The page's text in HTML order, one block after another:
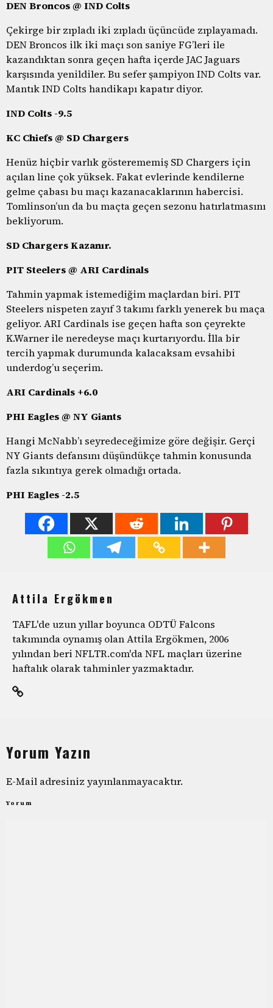
DEN Broncos @ IND Colts
Çekirge bir zıpladı iki zıpladı üçüncüde zıplayamadı.
DEN Broncos ilk iki maçı son saniye FG’leri ile
kazandıktan sonra geçen hafta içerde JAC Jaguars
karşısında yenildiler. Bu sefer şampiyon IND Colts var.
Mantık IND Colts handikapı kapatır diyor.
IND Colts -9.5
KC Chiefs @ SD Chargers
Henüz hiçbir varlık gösterememiş SD Chargers için
açılan line çok yüksek. Fakat evlerinde kendilerne
gelme çabası bu maçı kazanacaklarının habercisi.
Tomlinson’un da bu maçta geçen sezonu hatırlatmasını
bekliyorum.
SD Chargers Kazanır.
PIT Steelers @ ARI Cardinals
Tahmin yapmak istemediğim maçlardan biri. PIT
Steelers nispeten zayıf 3 takımı farklı yenerek bu maça
geliyor. ARI Cardinals ise geçen hafta son çeyrekte
K.Warner ile neredeyse maçı kurtarıyordu. İlla bir
tercih yapmak durumunda kalacaksam evsahibi
underdog’u seçerim.
ARI Cardinals +6.0
PHI Eagles @ NY Giants
Hangi McNabb’ı seyredeceğimize göre değişir. Gerçi
NY Giants defansını düşündükçe tahmin konusunda
fazla sıkıntıya gerek olmadığı ortada.
PHI Eagles -2.5
Attila Ergökmen
TAFL'de uzun yıllar boyunca ODTÜ Falcons
takımında oynamış olan Attila Ergökmen, 2006
yılından beri NFLTR.com'da NFL maçları üzerine
haftalık olarak tahminler yazmaktadır.
Yorum Yazın
E-Mail adresiniz yayınlanmayacaktır.
Yorum